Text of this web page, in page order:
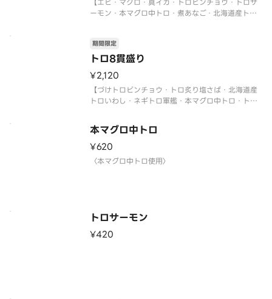
ーモン・本マグロ中トロ・煮あなご・北海道産トロ
〈期間限定〉2026年9月30日（水）まで
※数量限定につき、売り切れの際はご容赦くださ
トロ8貫盛り
期間限定
¥2,120
【づけトロビンチョウ・トロ炙り塩さば・北海道産
トロいわし・ネギトロ軍艦・本マグロ中トロ・トロ
貫】
〈本マグロ中トロ使用〉
〈期間限定〉2026年9月30日（水）まで
※数量限定につき、売り切れの際はご容赦ください
本マグロ中トロ
¥620
〈本マグロ中トロ使用〉
トロサーモン
¥420